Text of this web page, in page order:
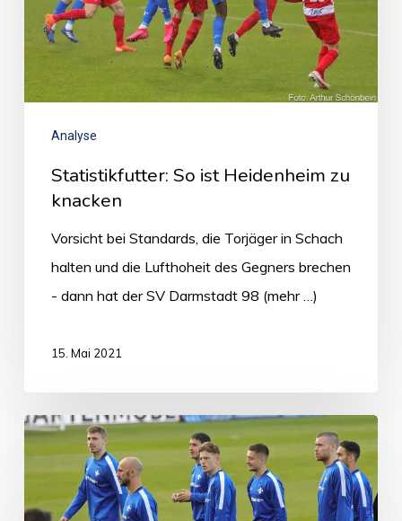
Analyse
Statistikfutter: So ist Heidenheim zu
knacken
Vorsicht bei Standards, die Torjäger in Schach
halten und die Lufthoheit des Gegners brechen
- dann hat der SV Darmstadt 98 (mehr …)
15. Mai 2021